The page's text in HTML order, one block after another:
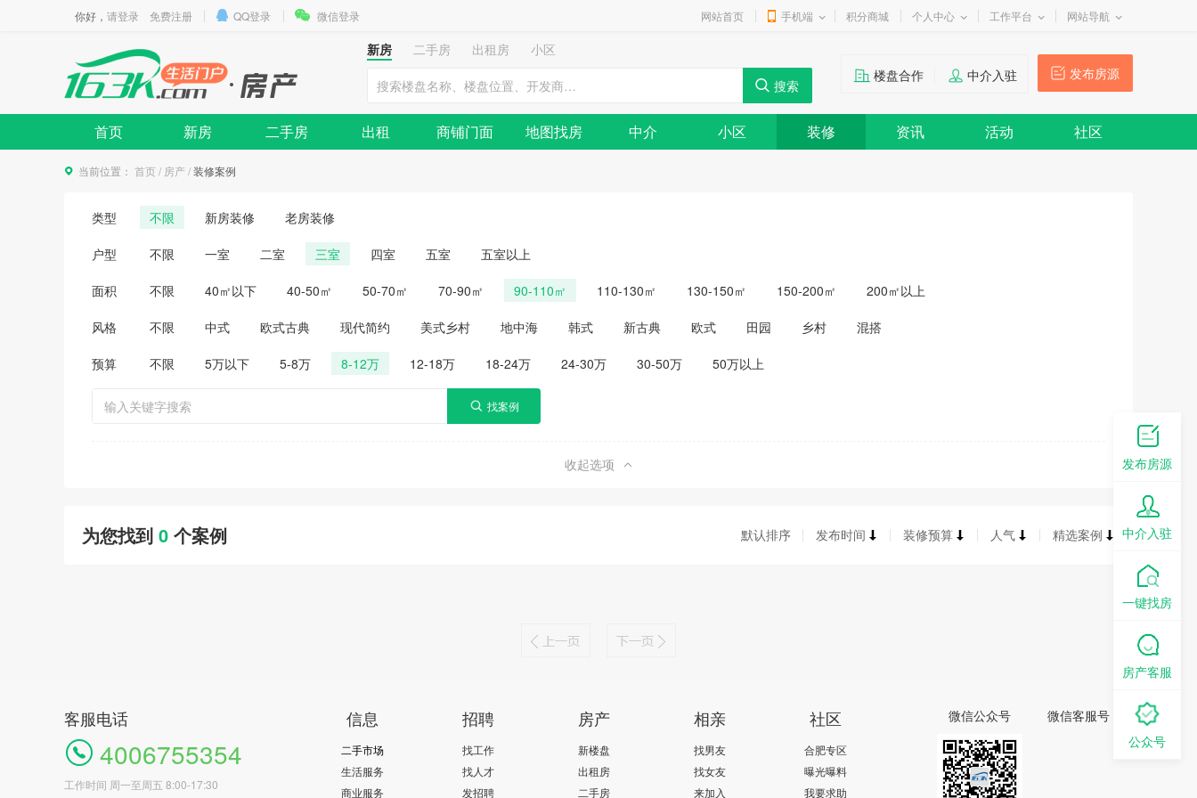
你好， 请登录 免费注册 QQ登录 微信登录 网站首页 手机端 积分商城 个人中心 工作平台 网站导航
新房 二手房 出租房
小区
发布房源
楼盘合作 中介入驻
首页 新房 二手房 出租 商铺门面 地图找房 中介 小区 装修 资讯 活动 社区
当前位置： 首页 / 房产/装修案例
类型 不限 新房装修 老房装修
户型 不限 一室 二室 三室 四室 五室 五室以上
面积 不限 40㎡以下 40-50㎡ 50-70㎡ 70-90㎡ 90-110㎡ 110-130㎡ 130-150㎡ 150-200㎡ 200㎡以上
风格 不限 中式 欧式古典 现代简约 美式乡村 地中海 韩式 新古典 欧式 田园 乡村 混搭
预算 不限 5万以下 5-8万 8-12万 12-18万 18-24万 24-30万 30-50万 50万以上
收起选项
默认排序 发布时间 装修预算 人气 精选案例
为您找到 0 个案例
客服电话
4006755354
工作时间 周一至周五 8:00-17:30
信息
二手市场
生活服务
商业服务
招聘
找工作
找人才
发招聘
房产
新楼盘
出租房
二手房
相亲
找男友
找女友
来加入
社区
合肥专区
曝光曝料
我要求助
微信公众号 微信客服号
发布房源
中介入驻
一键找房
房产客服
公众号